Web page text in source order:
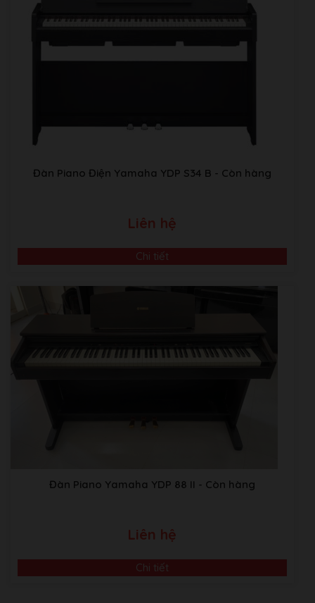
Video Giới Thiệu Về Âm Nhạc Bình Minh
Huyện Hoài Đức, Hà Nội.
Đàn Piano Điện Yamaha YDP S34 B - Còn hàng
Liên hệ
Chi tiết
Đàn Piano Yamaha YDP 88 II - Còn hàng
Liên hệ
Chi tiết